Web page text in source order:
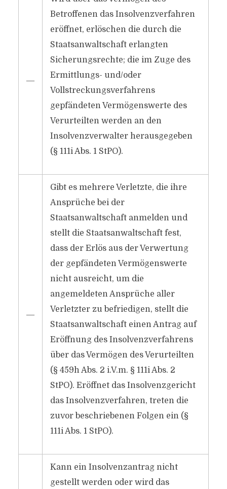
―
Betroffenen das Insolvenzverfahren
eröffnet, erlöschen die durch die
Staatsanwaltschaft erlangten
Sicherungsrechte; die im Zuge des
Ermittlungs- und/oder
Vollstreckungsverfahrens
gepfändeten Vermögenswerte des
Verurteilten werden an den
Insolvenzverwalter herausgegeben
(§ 111i Abs. 1 StPO).
―
Gibt es mehrere Verletzte, die ihre
Ansprüche bei der
Staatsanwaltschaft anmelden und
stellt die Staatsanwaltschaft fest,
dass der Erlös aus der Verwertung
der gepfändeten Vermögenswerte
nicht ausreicht, um die
angemeldeten Ansprüche aller
Verletzter zu befriedigen, stellt die
Staatsanwaltschaft einen Antrag auf
Eröffnung des Insolvenzverfahrens
über das Vermögen des Verurteilten
(§ 459h Abs. 2 i.V.m. § 111i Abs. 2
StPO). Eröffnet das Insolvenzgericht
das Insolvenzverfahren, treten die
zuvor beschriebenen Folgen ein (§
111i Abs. 1 StPO).
Kann ein Insolvenzantrag nicht
gestellt werden oder wird das